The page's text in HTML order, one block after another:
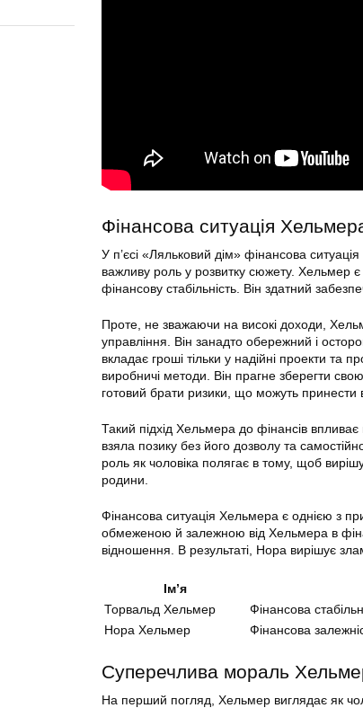
Фінансова ситуація
У п’єсі «Ляльковий дім» фінансова
важливу роль у розвитку сюжету. Хельмер
фінансову стабільність. Він здатний
Проте, не зважаючи на високі доходи,
управління. Він занадто обережний і
вкладає гроші тільки у надійні проекти та
виробничі методи. Він прагне зберегти
готовий брати ризики, що можуть принести
Такий підхід Хельмера до фінансів
взяла позику без його дозволу та
роль як чоловіка полягає в тому, щоб
родини.
Фінансова ситуація Хельмера є однією з
обмеженою й залежною від Хельмера в
відношення. В результаті, Нора вирішує
Ім’я
Торвальд Хельмер
Фінансова
Нора Хельмер
Фінансова
Суперечлива мораль
На перший погляд, Хельмер виглядає як